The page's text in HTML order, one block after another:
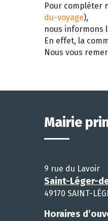
Pour compléter
du-voyage),
nous informons
En effet, la
Nous vous
Mairie
9 rue du Lavoir
Saint-Léger-
49170 SAINT-
Horaires